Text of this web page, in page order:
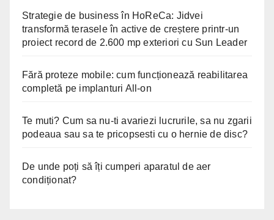
Strategie de business în HoReCa: Jidvei
transformă terasele în active de creștere printr-un
proiect record de 2.600 mp exteriori cu Sun Leader
Fără proteze mobile: cum funcționează reabilitarea
completă pe implanturi All-on
Te muti? Cum sa nu-ti avariezi lucrurile, sa nu zgarii
podeaua sau sa te pricopsesti cu o hernie de disc?
De unde poți să îți cumperi aparatul de aer
condiționat?